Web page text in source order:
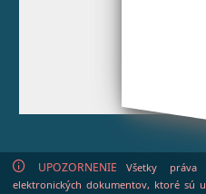
UPOZORNENIE
Všetky
elektronických dokumentov, ktoré sú